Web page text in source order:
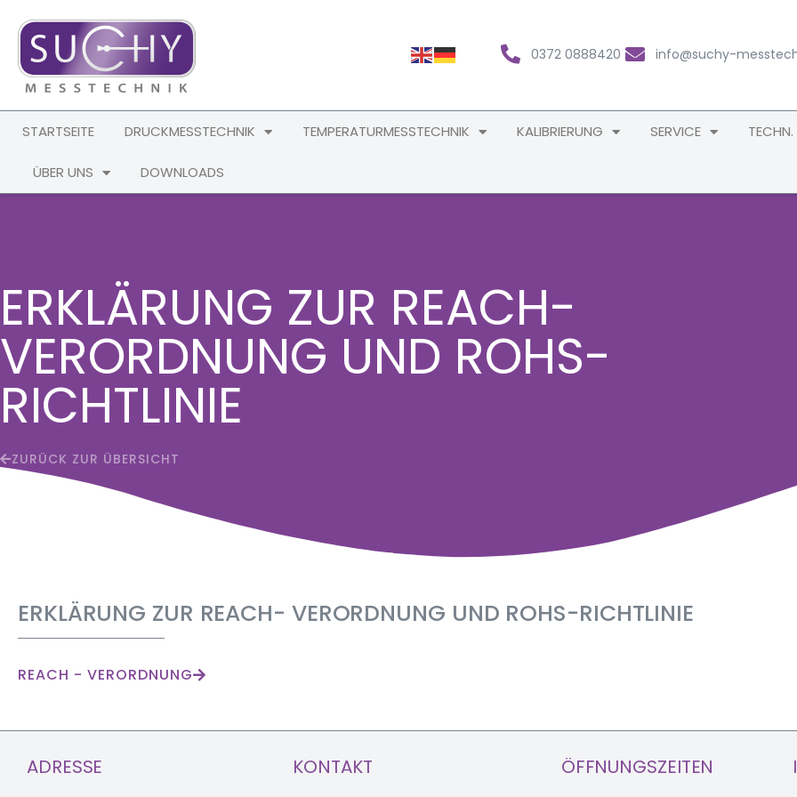
0372 0888420 info@suchy-
STARTSEITE DRUCKMESSTECHNIK TEMPERATURMESSTECHNIK KALIBRIERUNG SERVICE
ÜBER UNS DOWNLOADS
ERKLÄRUNG ZUR REACH-
VERORDNUNG UND ROHS-
RICHTLINIE
ZURÜCK ZUR ÜBERSICHT
ERKLÄRUNG ZUR REACH- VERORDNUNG UND ROHS-RICHTLINIE
REACH - VERORDNUNG
ADRESSE KONTAKT ÖFFNUNGSZEITEN